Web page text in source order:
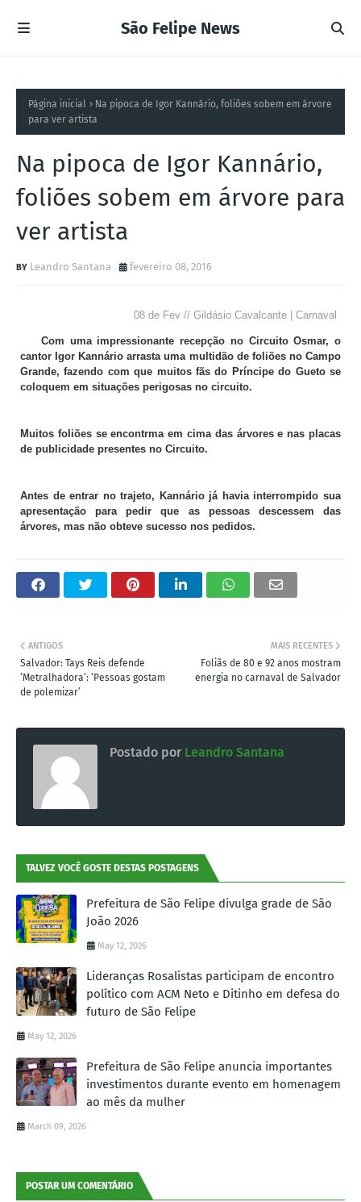
São Felipe News
Página inicial
Na pipoca de Igor Kannário, foliões sobem em árvore
para ver artista
Na pipoca de Igor Kannário,
foliões sobem em árvore para
ver artista
Leandro Santana fevereiro 08, 2016
08 de Fev // Gildásio Cavalcante | Carnaval
Com uma impressionante recepção no Circuito Osmar, o
cantor Igor Kannário arrasta uma multidão de foliões no Campo
Grande, fazendo com que muitos fãs do Príncipe do Gueto se
coloquem em situações perigosas no circuito.
Muitos foliões se encontrma em cima das árvores e nas placas
de publicidade presentes no Circuito.
Antes de entrar no trajeto, Kannário já havia interrompido sua
apresentação para pedir que as pessoas descessem das
árvores, mas não obteve sucesso nos pedidos.
MAIS RECENTES
Foliãs de 80 e 92 anos mostram
energia no carnaval de Salvador
ANTIGOS
Salvador: Tays Reis defende
‘Metralhadora’: ‘Pessoas gostam
de polemizar’
Postado por Leandro Santana
TALVEZ VOCÊ GOSTE DESTAS POSTAGENS
Prefeitura de São Felipe divulga grade de São
João 2026
May 12, 2026
Lideranças Rosalistas participam de encontro
político com ACM Neto e Ditinho em defesa do
futuro de São Felipe
May 12, 2026
Prefeitura de São Felipe anuncia importantes
investimentos durante evento em homenagem
ao mês da mulher
March 09, 2026
POSTAR UM COMENTÁRIO